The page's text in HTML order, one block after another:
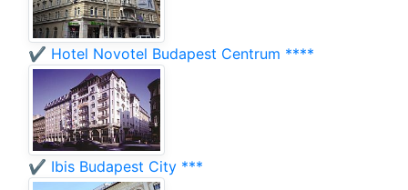
✔️ Hotel Novotel Budapest Centrum ****
✔️ Ibis Budapest City ***